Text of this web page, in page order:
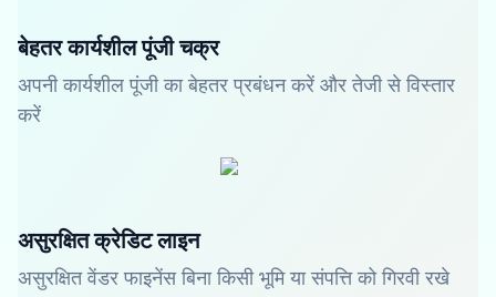
बेहतर कार्यशील पूंजी चक्र
अपनी कार्यशील पूंजी का बेहतर प्रबंधन करें और तेजी से विस्तार
करें
असुरक्षित क्रेडिट लाइन
असुरक्षित वेंडर फाइनेंस बिना किसी भूमि या संपत्ति को गिरवी रखे